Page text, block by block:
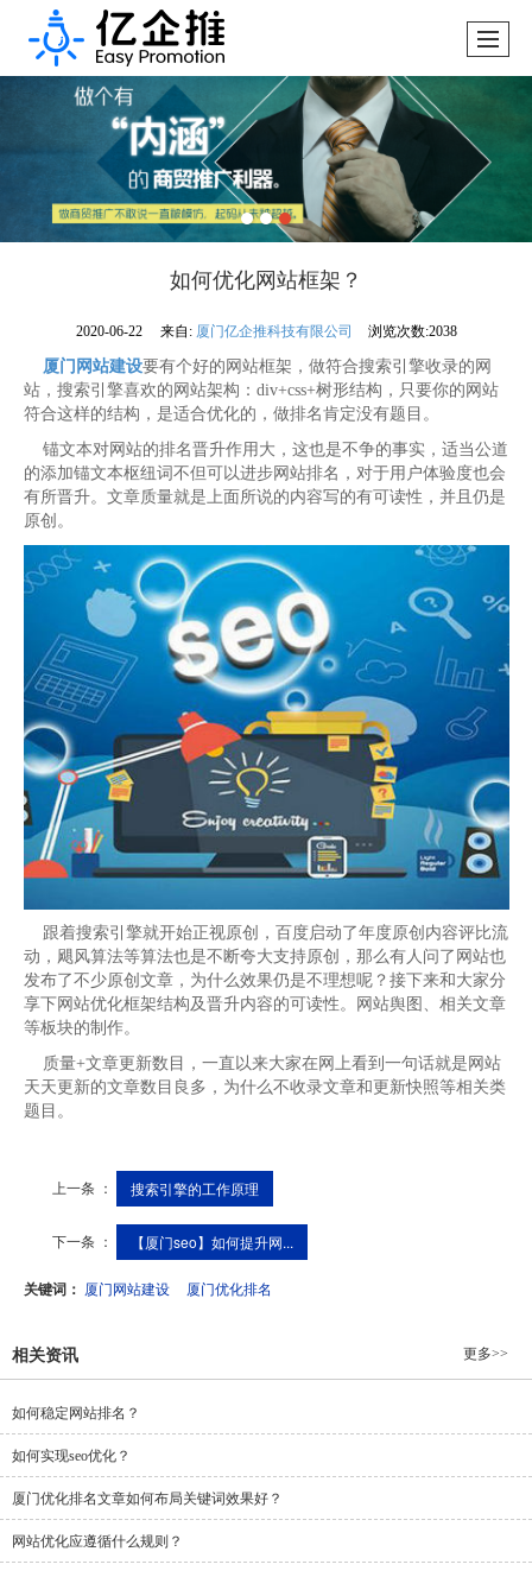
如何优化网站框架？
2020-06-22 来自: 厦门亿企推科技有限公司 浏览次数:2038
厦门网站建设要有个好的网站框架，做符合搜索引擎收录的网
站，搜索引擎喜欢的网站架构：div+css+树形结构，只要你的网站
符合这样的结构，是适合优化的，做排名肯定没有题目。
锚文本对网站的排名晋升作用大，这也是不争的事实，适当公道
的添加锚文本枢纽词不但可以进步网站排名，对于用户体验度也会
有所晋升。文章质量就是上面所说的内容写的有可读性，并且仍是
原创。
跟着搜索引擎就开始正视原创，百度启动了年度原创内容评比流
动，飓风算法等算法也是不断夸大支持原创，那么有人问了网站也
发布了不少原创文章，为什么效果仍是不理想呢？接下来和大家分
享下网站优化框架结构及晋升内容的可读性。网站舆图、相关文章
等板块的制作。
质量+文章更新数目，一直以来大家在网上看到一句话就是网站
天天更新的文章数目良多，为什么不收录文章和更新快照等相关类
题目。
上一条 ： 搜索引擎的工作原理
下一条 ： 【厦门seo】如何提升网...
关键词： 厦门网站建设 厦门优化排名
相关资讯 更多>>
如何稳定网站排名？
如何实现seo优化？
厦门优化排名文章如何布局关键词效果好？
网站优化应遵循什么规则？